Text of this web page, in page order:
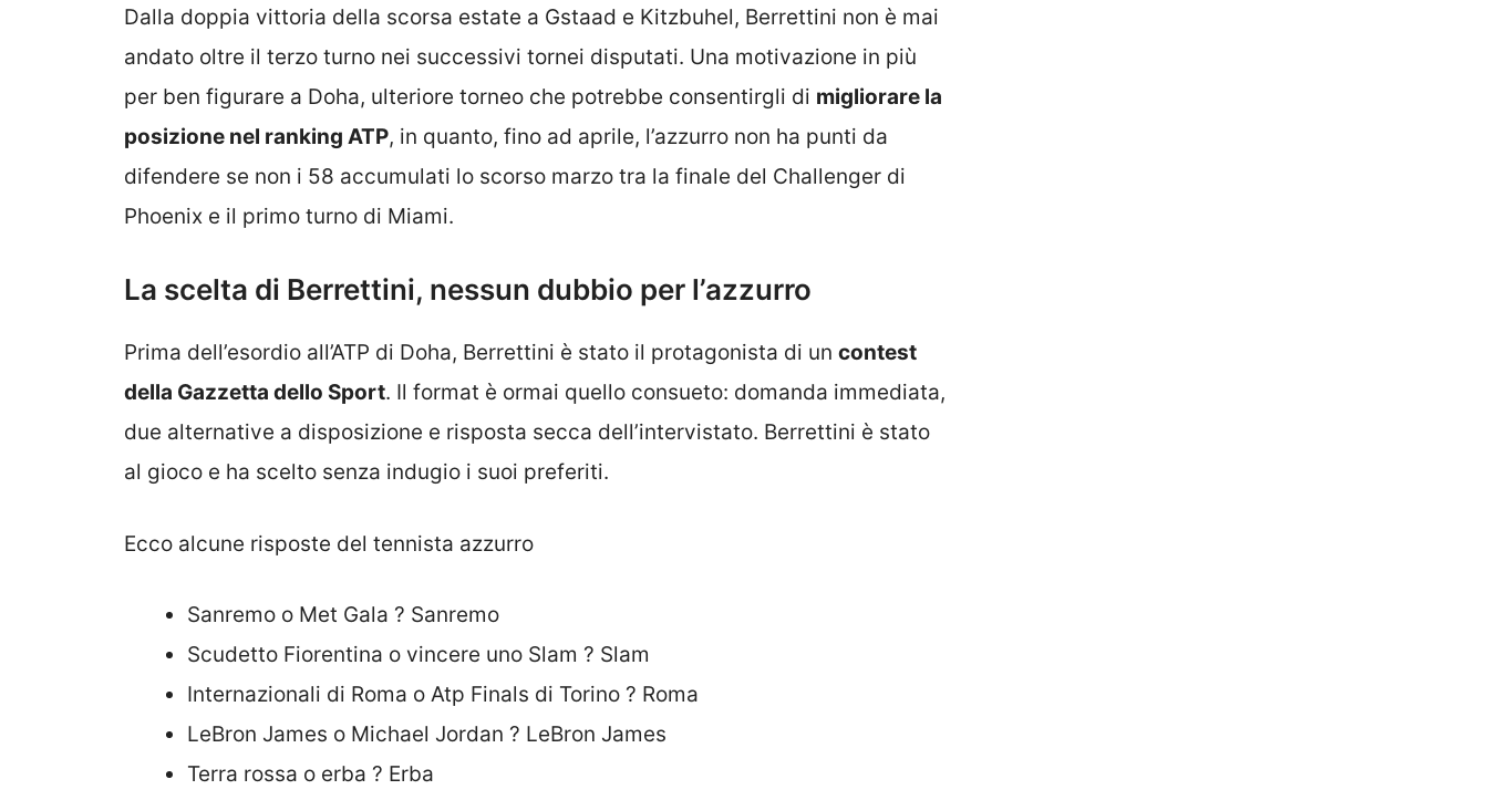
Dalla doppia vittoria della scorsa estate a Gstaad e Kitzbuhel, Berrettini non è mai
andato oltre il terzo turno nei successivi tornei disputati. Una motivazione in più
per ben figurare a Doha, ulteriore torneo che potrebbe consentirgli di migliorare la
posizione nel ranking ATP, in quanto, fino ad aprile, l’azzurro non ha punti da
difendere se non i 58 accumulati lo scorso marzo tra la finale del Challenger di
Phoenix e il primo turno di Miami.
La scelta di Berrettini, nessun dubbio per l’azzurro
Prima dell’esordio all’ATP di Doha, Berrettini è stato il protagonista di un contest
della Gazzetta dello Sport. Il format è ormai quello consueto: domanda immediata,
due alternative a disposizione e risposta secca dell’intervistato. Berrettini è stato
al gioco e ha scelto senza indugio i suoi preferiti.
Ecco alcune risposte del tennista azzurro
Sanremo o Met Gala ? Sanremo
Scudetto Fiorentina o vincere uno Slam ? Slam
Internazionali di Roma o Atp Finals di Torino ? Roma
LeBron James o Michael Jordan ? LeBron James
Terra rossa o erba ? Erba